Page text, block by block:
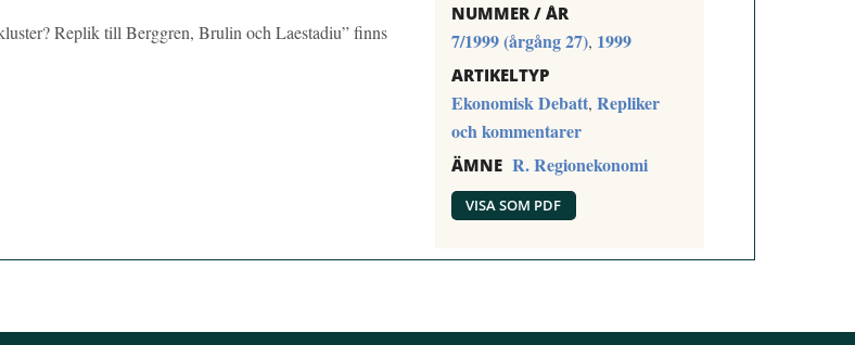
Replik till Berggren, Brulin och Laestadiu” finns
NUMMER / ÅR
7/1999 (årgång 27), 1999
ARTIKELTYP
Ekonomisk Debatt, Repliker
och kommentarer
ÄMNE R. Regionekonomi
VISA SOM PDF